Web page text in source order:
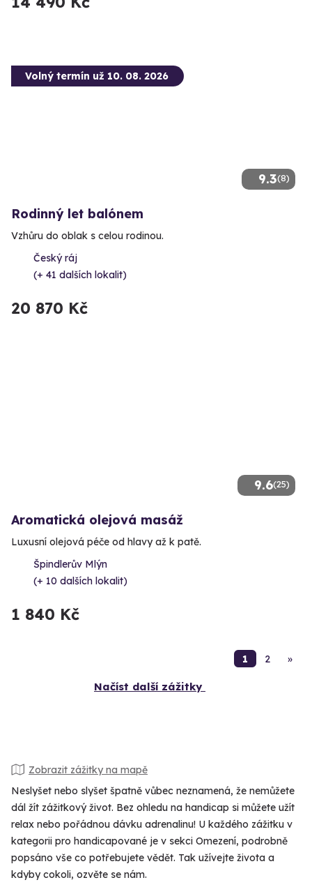
9.3(8)
Volný termín už 10. 08. 2026
Rodinný let balónem
Vzhůru do oblak s celou rodinou.
Český ráj
(+ 41 dalších lokalit)
20 870 Kč
9.6(25)
Aromatická olejová masáž
Luxusní olejová péče od hlavy až k patě.
Špindlerův Mlýn
(+ 10 dalších lokalit)
1 840 Kč
1 2 »
Načíst další zážitky
Zobrazit zážitky na mapě
Neslyšet nebo slyšet špatně vůbec neznamená, že nemůžete
dál žít zážitkový život. Bez ohledu na handicap si můžete užít
relax nebo pořádnou dávku adrenalinu! U každého zážitku v
kategorii pro handicapované je v sekci Omezení, podrobně
popsáno vše co potřebujete vědět. Tak užívejte života a
kdyby cokoli, ozvěte se nám.